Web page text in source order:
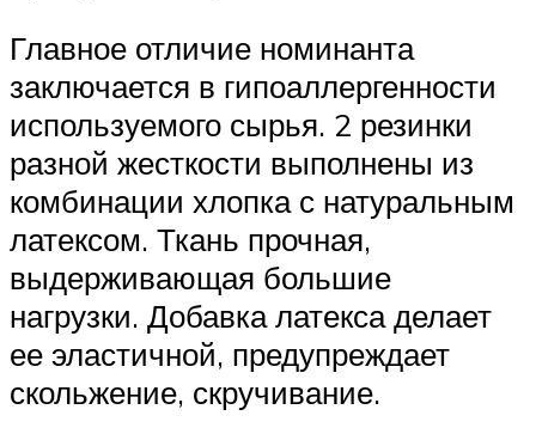
Главное отличие номинанта
заключается в гипоаллергенности
используемого сырья. 2 резинки
разной жесткости выполнены из
комбинации хлопка с натуральным
латексом. Ткань прочная,
выдерживающая большие
нагрузки. Добавка латекса делает
ее эластичной, предупреждает
скольжение, скручивание.